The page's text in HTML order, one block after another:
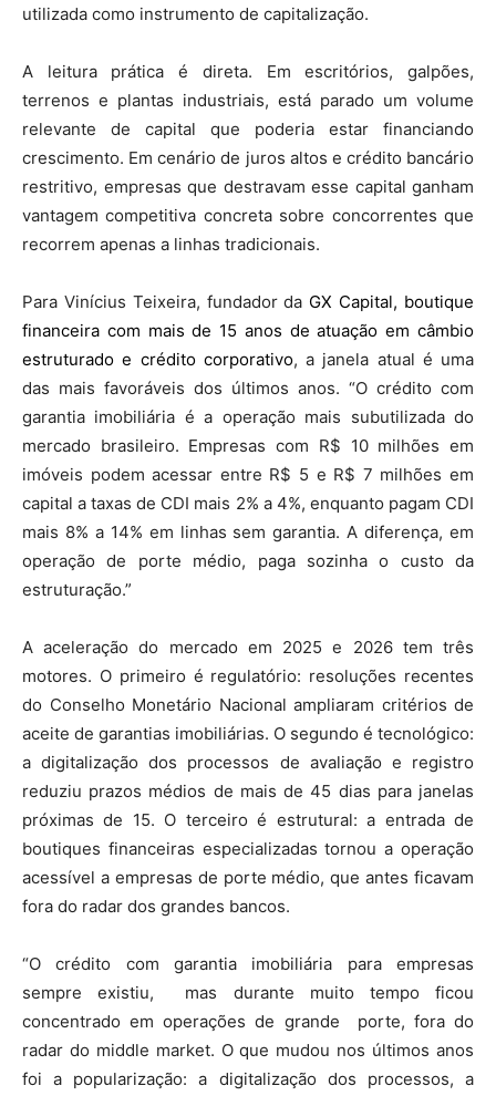
utilizada como instrumento de capitalização.
A leitura prática é direta. Em escritórios, galpões,
terrenos e plantas industriais, está parado um volume
relevante de capital que poderia estar financiando
crescimento. Em cenário de juros altos e crédito bancário
restritivo, empresas que destravam esse capital ganham
vantagem competitiva concreta sobre concorrentes que
recorrem apenas a linhas tradicionais.
Para Vinícius Teixeira, fundador da GX Capital, boutique
financeira com mais de 15 anos de atuação em câmbio
estruturado e crédito corporativo, a janela atual é uma
das mais favoráveis dos últimos anos. “O crédito com
garantia imobiliária é a operação mais subutilizada do
mercado brasileiro. Empresas com R$ 10 milhões em
imóveis podem acessar entre R$ 5 e R$ 7 milhões em
capital a taxas de CDI mais 2% a 4%, enquanto pagam CDI
mais 8% a 14% em linhas sem garantia. A diferença, em
operação de porte médio, paga sozinha o custo da
estruturação.”
A aceleração do mercado em 2025 e 2026 tem três
motores. O primeiro é regulatório: resoluções recentes
do Conselho Monetário Nacional ampliaram critérios de
aceite de garantias imobiliárias. O segundo é tecnológico:
a digitalização dos processos de avaliação e registro
reduziu prazos médios de mais de 45 dias para janelas
próximas de 15. O terceiro é estrutural: a entrada de
boutiques financeiras especializadas tornou a operação
acessível a empresas de porte médio, que antes ficavam
fora do radar dos grandes bancos.
“O crédito com garantia imobiliária para empresas
sempre existiu, mas durante muito tempo ficou
concentrado em operações de grande porte, fora do
radar do middle market. O que mudou nos últimos anos
foi a popularização: a digitalização dos processos, a